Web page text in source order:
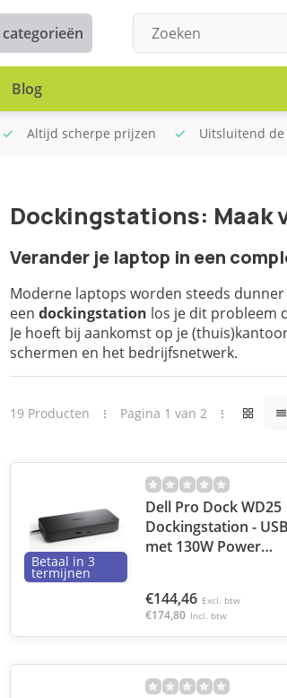
Blog
Altijd scherpe prijzen Uitsluitend
Dockingstations: Maak
Verander je laptop in een
Moderne laptops worden steeds
een dockingstation los je dit probleem
Je hoeft bij aankomst op je
schermen en het bedrijfsnetwerk.
19 Producten Pagina 1 van 2
Betaal in 3
termijnen
Dell Pro Dock WD25
Dockingstation -
met 130W Power
€144,46 Excl. btw
€174,80 Incl. btw